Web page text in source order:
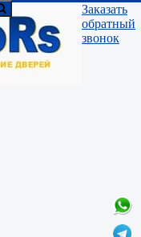
Заказать
обратный
звонок